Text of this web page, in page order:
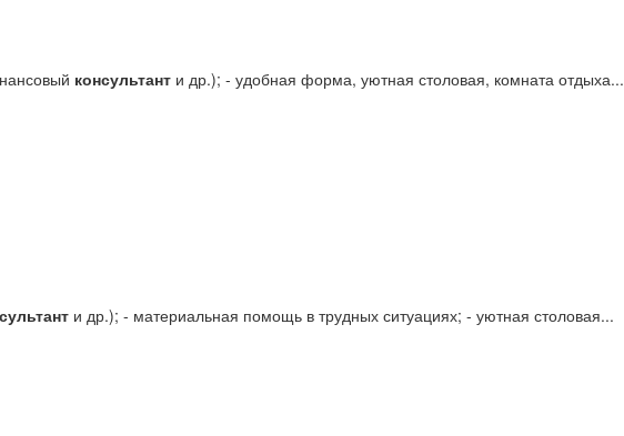
консультант и др.); - удобная форма, уютная столовая, комната отдыха...
и др.); - материальная помощь в трудных ситуациях; - уютная столовая...